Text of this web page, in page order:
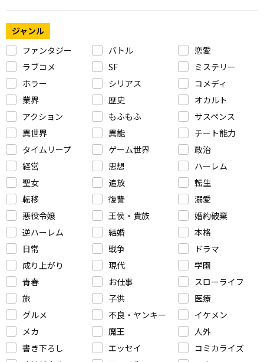
ジャンル
ファンタジー
バトル
恋愛
ラブコメ
SF
ミステリー
ホラー
シリアス
コメディ
業界
歴史
オカルト
アクション
もふもふ
サスペンス
異世界
異能
チート能力
タイムリープ
ゲーム世界
政治
経営
思想
ハーレム
聖女
追放
転生
転移
復讐
溺愛
悪役令嬢
王侯・貴族
婚約破棄
逆ハーレム
結婚
本格
日常
戦争
ドラマ
成り上がり
現代
学園
青春
お仕事
スローライフ
旅
子供
医療
グルメ
不良・ヤンキー
イケメン
メカ
魔王
人外
書き下ろし
エッセイ
コミカライズ